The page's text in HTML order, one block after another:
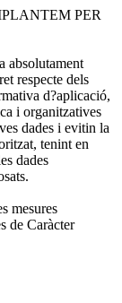
PER
absolutament
respecte dels
d?aplicació,
i organitzatives
dades i evitin la
tenint en
dades
mesures
de Caràcter